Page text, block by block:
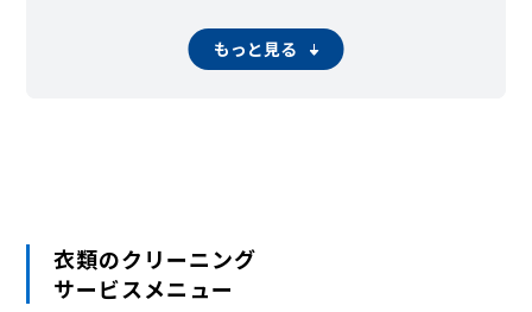
あきる野市西東京市瑞穂町
利島村新島村神津島村三宅村
もっと見る
衣類のクリーニング
サービスメニュー